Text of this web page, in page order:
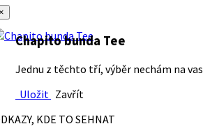
Chapito bunda Tee
Jednu z těchto tří, výběr nechám na vas
Uložit Zavřít
KDE TO SEHNAT